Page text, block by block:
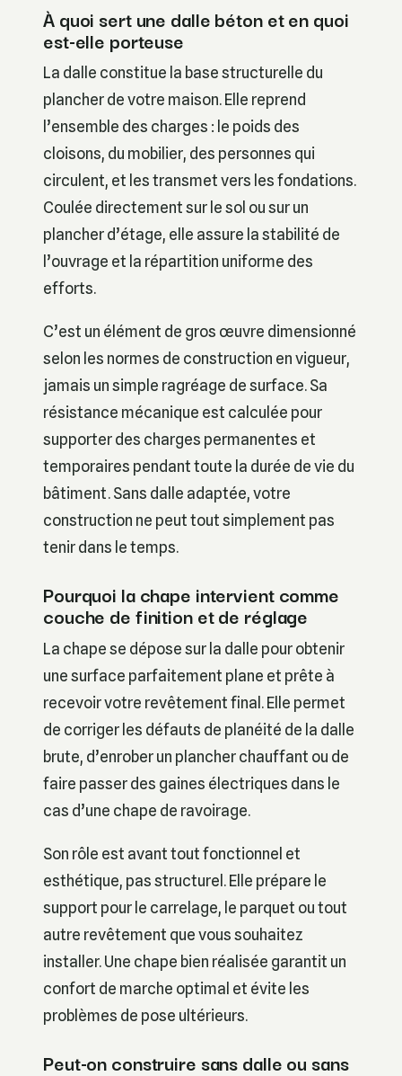
À quoi sert une dalle béton et en quoi
est-elle porteuse
La dalle constitue la base structurelle du
plancher de votre maison. Elle reprend
l’ensemble des charges : le poids des
cloisons, du mobilier, des personnes qui
circulent, et les transmet vers les fondations.
Coulée directement sur le sol ou sur un
plancher d’étage, elle assure la stabilité de
l’ouvrage et la répartition uniforme des
efforts.
C’est un élément de gros œuvre dimensionné
selon les normes de construction en vigueur,
jamais un simple ragréage de surface. Sa
résistance mécanique est calculée pour
supporter des charges permanentes et
temporaires pendant toute la durée de vie du
bâtiment. Sans dalle adaptée, votre
construction ne peut tout simplement pas
tenir dans le temps.
Pourquoi la chape intervient comme
couche de finition et de réglage
La chape se dépose sur la dalle pour obtenir
une surface parfaitement plane et prête à
recevoir votre revêtement final. Elle permet
de corriger les défauts de planéité de la dalle
brute, d’enrober un plancher chauffant ou de
faire passer des gaines électriques dans le
cas d’une chape de ravoirage.
Son rôle est avant tout fonctionnel et
esthétique, pas structurel. Elle prépare le
support pour le carrelage, le parquet ou tout
autre revêtement que vous souhaitez
installer. Une chape bien réalisée garantit un
confort de marche optimal et évite les
problèmes de pose ultérieurs.
Peut-on construire sans dalle ou sans